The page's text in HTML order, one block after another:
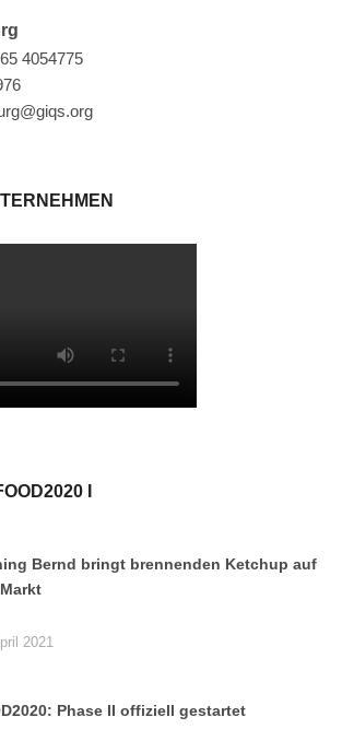
4054775
I
Bernd bringt brennenden Ketchup auf
2021
Phase II offiziell gestartet